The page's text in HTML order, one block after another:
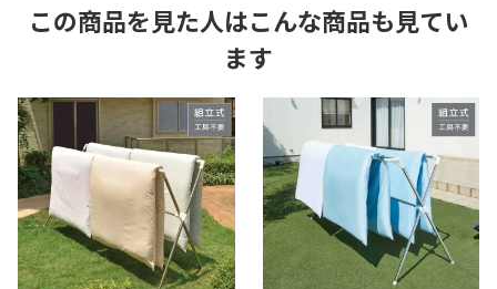
この商品を見た人はこんな商品も見てい
ます